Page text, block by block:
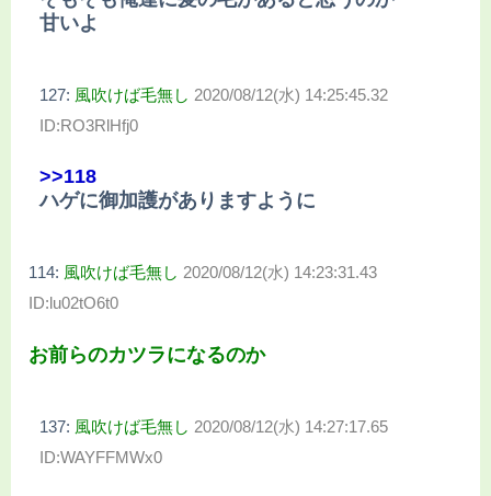
甘いよ
127: 風吹けば毛無し 2020/08/12(水) 14:25:45.32
ID:RO3RlHfj0
>>118
ハゲに御加護がありますように
114: 風吹けば毛無し 2020/08/12(水) 14:23:31.43
ID:lu02tO6t0
お前らのカツラになるのか
137: 風吹けば毛無し 2020/08/12(水) 14:27:17.65
ID:WAYFFMWx0